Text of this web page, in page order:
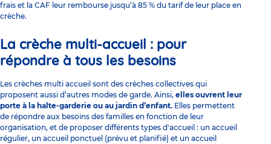
frais et la CAF leur rembourse jusqu’à 85 % du tarif de leur place en
crèche.
La crèche multi-accueil : pour
répondre à tous les besoins
Les crèches multi accueil sont des crèches collectives qui
proposent aussi d’autres modes de garde. Ainsi, elles ouvrent leur
porte à la halte-garderie ou au jardin d’enfant. Elles permettent
de répondre aux besoins des familles en fonction de leur
organisation, et de proposer différents types d'accueil : un accueil
régulier, un accueil ponctuel (prévu et planifié) et un accueil